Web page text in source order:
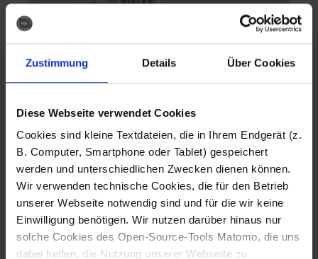
Zustimmung Details Über Cookies
Diese Webseite verwendet Cookies
Cookies sind kleine Textdateien, die in Ihrem Endgerät (z.
B. Computer, Smartphone oder Tablet) gespeichert
werden und unterschiedlichen Zwecken dienen können.
Wir verwenden technische Cookies, die für den Betrieb
unserer Webseite notwendig sind und für die wir keine
Einwilligung benötigen. Wir nutzen darüber hinaus nur
solche Cookies des Open-Source-Tools Matomo, die uns
dabei helfen, die Nutzung unserer Webseite zu
Fotografo: Lorenz
Sternbach
Download
Fotografo: Lorenz
Sternbach
Download